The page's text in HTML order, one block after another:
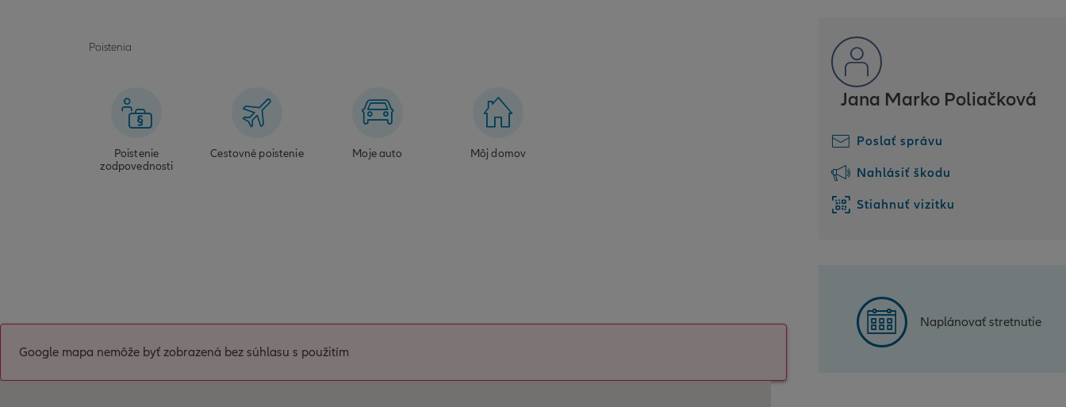
Jana Marko Poliačková
Poslať správu
Nahlásiť škodu
Stiahnuť vizitku
Naplánovať stretnutie
Poistenia
Poistenie
zodpovednosti
Cestovné poistenie Moje auto Môj domov
Google mapa nemôže byť zobrazená bez súhlasu s použitím